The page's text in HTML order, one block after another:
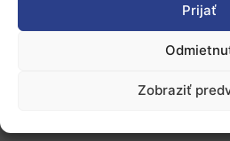
Prijať
Zobraziť
úniou v rámci Programu
prevádzkuje Centrum